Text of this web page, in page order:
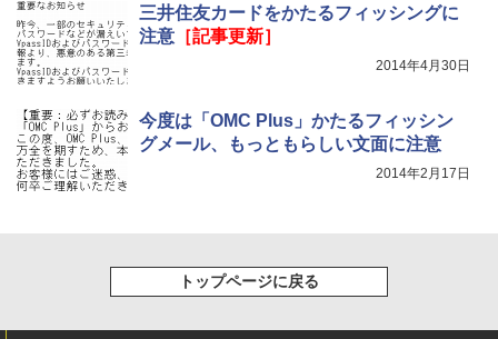
三井住友カードをかたるフィッシングに
注意［記事更新］
2014年4月30日
今度は「OMC Plus」かたるフィッシン
グメール、もっともらしい文面に注意
2014年2月17日
トップページに戻る